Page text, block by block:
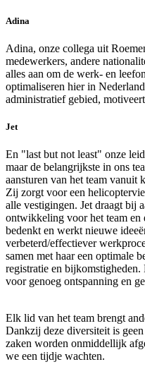
Adina
Adina, onze collega uit
medewerkers, andere
alles aan om de werk- en
optimaliseren hier in
administratief gebied,
Jet
En "last but not least" onze
maar de belangrijkste in ons
aansturen van het team vanuit
Zij zorgt voor een
alle vestigingen. Jet draagt bij
ontwikkeling voor het team en
bedenkt en werkt nieuwe
verbeterd/effectiever
samen met haar een optimale
registratie en
voor genoeg ontspanning en
Elk lid van het team brengt
Dankzij deze diversiteit is
zaken worden onmiddellijk
we een tijdje wachten.